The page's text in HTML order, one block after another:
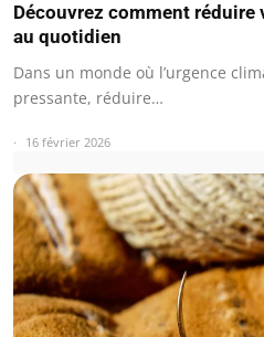
Découvrez comment
au quotidien
Dans un monde où l’urgence
pressante, réduire…
16 février 2026